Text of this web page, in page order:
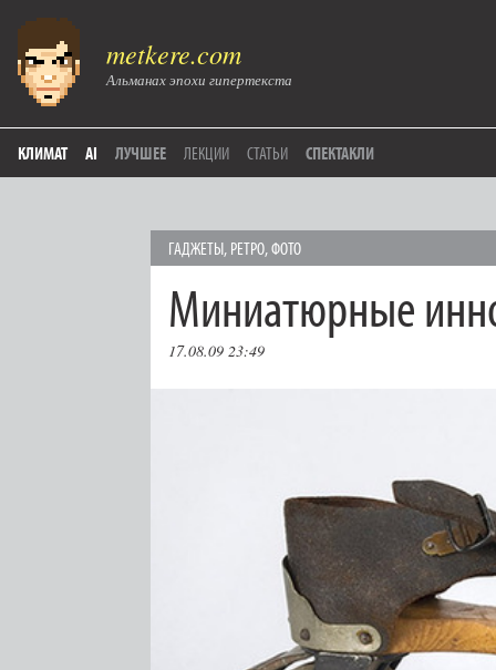
metkere.com
Альманах эпохи гипертекста
КЛИМАТ AI ЛУЧШЕЕ ЛЕКЦИИ СТАТЬИ СПЕКТАКЛИ
ГAДЖЕТЫ, РЕТРО,ФОТО
Миниатюрные
17.08.09 23:49